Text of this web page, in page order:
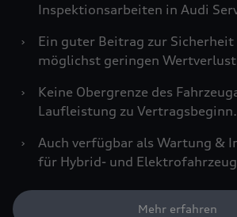
Inspektionsarbeiten in Audi
›
Ein guter Beitrag zur Sicherheit
möglichst geringen Wertverlust
›
Keine Obergrenze des
Laufleistung zu Vertragsbeginn.
›
Auch verfügbar als Wartung &
für Hybrid- und
Mehr erfahren